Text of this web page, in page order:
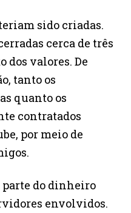
sido criadas.
cerca de três
dos valores. De
tanto os
quanto os
contratados
por meio de
do dinheiro
envolvidos.